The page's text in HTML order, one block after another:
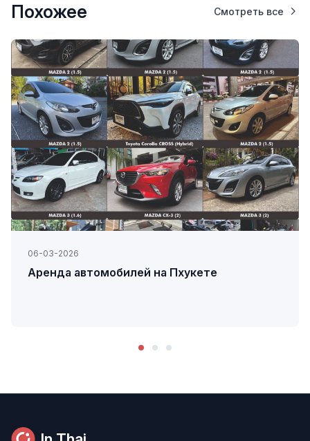
Похожее Смотреть все
06-03-2026
Аренда автомобилей на Пхукете